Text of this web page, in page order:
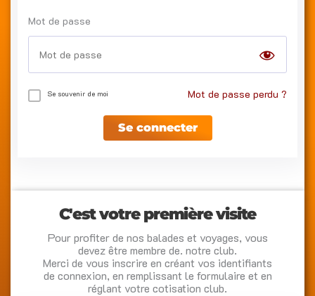
Mot de passe
Se souvenir de moi Mot de passe perdu ?
Se connecter
C'est votre première visite
Pour profiter de nos balades et voyages, vous
devez être membre de. notre club.
Merci de vous inscrire en créant vos identifiants
de connexion, en remplissant le formulaire et en
réglant votre cotisation club.